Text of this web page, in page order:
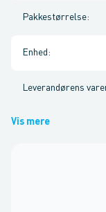
Pakkestørrelse:
Enhed :
Leverandørens
Vis mere